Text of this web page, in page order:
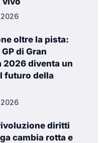
oltre la pista:
di Gran
2026 diventa un
futuro della
diritti
cambia rotta e